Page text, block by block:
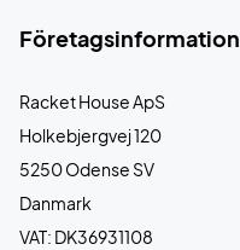
Företagsinformation
Racket House ApS
Holkebjergvej 120
5250 Odense SV
Danmark
VAT: DK36931108